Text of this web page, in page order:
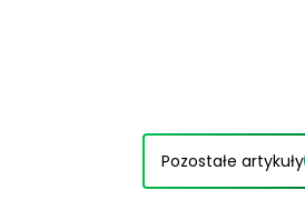
Pozostałe artykuły